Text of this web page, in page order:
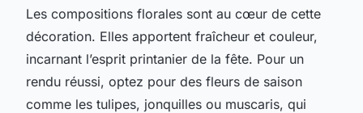
Les compositions florales sont au cœur de cette
décoration. Elles apportent fraîcheur et couleur,
incarnant l’esprit printanier de la fête. Pour un
rendu réussi, optez pour des fleurs de saison
comme les tulipes, jonquilles ou muscaris, qui